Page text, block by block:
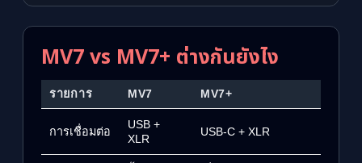
MV7 vs MV7+ ต่างกันยังไง
รายการ MV7 MV7+
การเชื่อมต่อ
USB +
XLR
USB-C + XLR